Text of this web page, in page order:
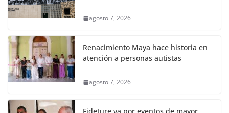
agosto 7, 2026
Renacimiento Maya hace historia en
atención a personas autistas
agosto 7, 2026